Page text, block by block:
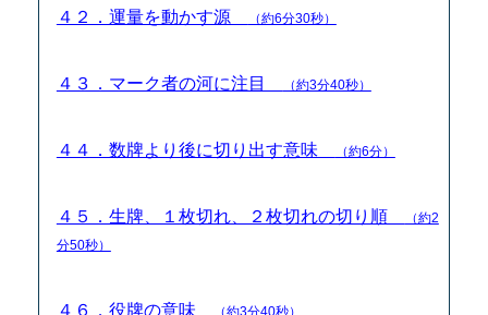
４２．運量を動かす源 （約6分30秒）
４３．マーク者の河に注目 （約3分40秒）
４４．数牌より後に切り出す意味 （約6分）
４５．生牌、１枚切れ、２枚切れの切り順
（約2
分50秒）
４６．役牌の意味 （約3分40秒）